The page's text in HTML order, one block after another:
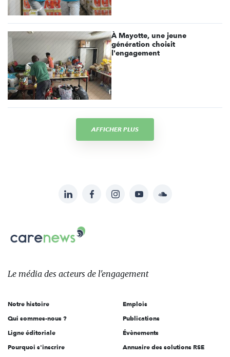
À Mayotte, une jeune
génération choisit
l'engagement
AFFICHER PLUS
sur:
LinkedInFacebookInstagramYouTubeSoundcloud
Carenews,
Le
des
l'engagement
Le média des acteurs de l'engagement
Notre histoire
Qui sommes-nous ?
Ligne éditoriale
Pourquoi s'inscrire
Emplois
Publications
Évènements
Annuaire des solutions RSE